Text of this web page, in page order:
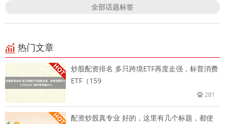
全部话题标签
热门文章
炒股配资排名 多只跨境ETF再度走强，标普消费
ETF（159
281
配资炒股真专业 好的，这里有几个标题，都使